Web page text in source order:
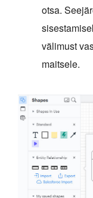
otsa.
välimust
maitsele.